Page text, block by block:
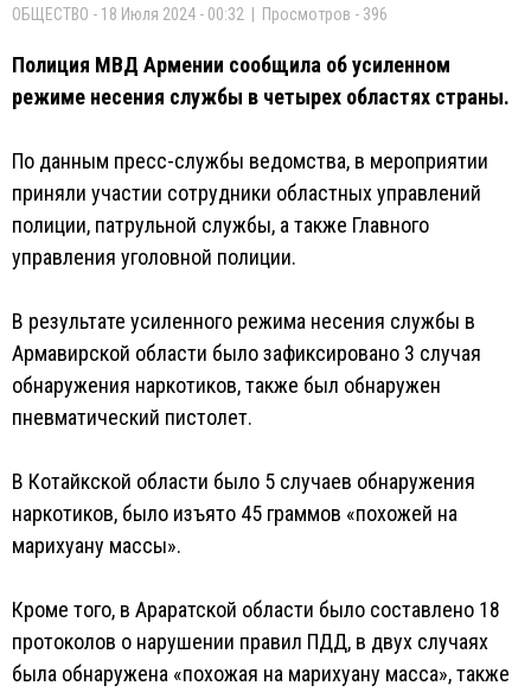
ОБЩЕСТВО - 18 Июля 2024 - 00:32 | Просмотров - 396
Полиция МВД Армении сообщила об усиленном
режиме несения службы в четырех областях страны.
По данным пресс-службы ведомства, в мероприятии
приняли участии сотрудники областных управлений
полиции, патрульной службы, а также Главного
управления уголовной полиции.
В результате усиленного режима несения службы в
Армавирской области было зафиксировано 3 случая
обнаружения наркотиков, также был обнаружен
пневматический пистолет.
В Котайкской области было 5 случаев обнаружения
наркотиков, было изъято 45 граммов «похожей на
марихуану массы».
Кроме того, в Араратской области было составлено 18
протоколов о нарушении правил ПДД, в двух случаях
была обнаружена «похожая на марихуану масса», также